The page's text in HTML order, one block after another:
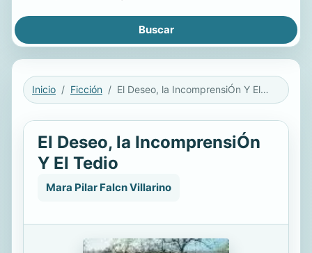
Inicio Ficción El Deseo, la IncomprensiÓn Y El Tedio
El Deseo, la IncomprensiÓn
Y El Tedio
Mara Pilar Falcn Villarino